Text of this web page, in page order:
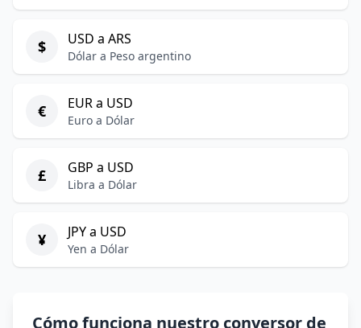
$ USD a ARS
Dólar a Peso argentino
€ EUR a USD
Euro a Dólar
£ GBP a USD
Libra a Dólar
¥ JPY a USD
Yen a Dólar
Cómo funciona nuestro conversor de